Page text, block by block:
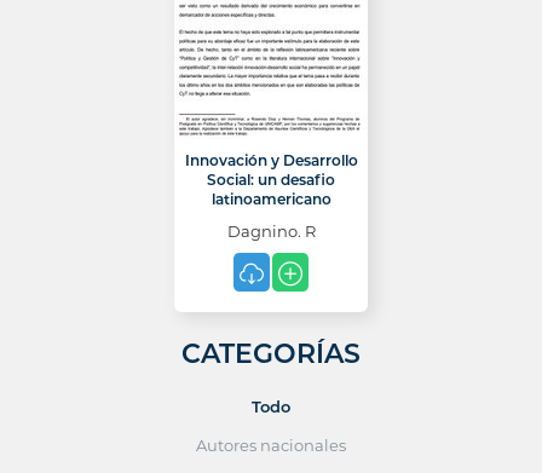
Innovación y Desarrollo
Social: un desafio
latinoamericano
Dagnino. R
CATEGORÍAS
Todo
Autores nacionales